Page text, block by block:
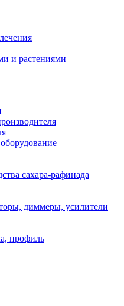
и растениями
сахара-рафинада
диммеры, усилители
профиль